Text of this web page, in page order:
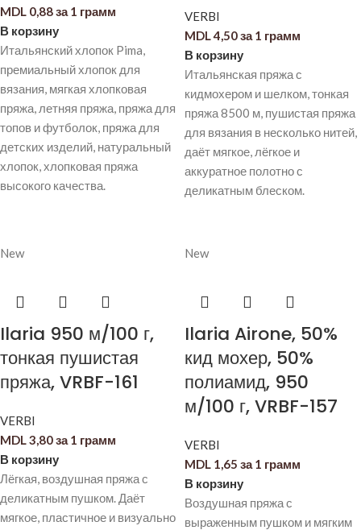
MDL 0,88за 1 грамм
В корзину
Итальянский хлопок Pima,
премиальный хлопок для
вязания, мягкая хлопковая
пряжа, летняя пряжа, пряжа для
топов и футболок, пряжа для
детских изделий, натуральный
хлопок, хлопковая пряжа
высокого качества.
VERBI
MDL4,50за 1 грамм
В корзину
Итальянская пряжа с
кидмохером и шелком, тонкая
пряжа 8500 м, пушистая пряжа
для вязания в несколько нитей,
даёт мягкое, лёгкое и
аккуратное полотно с
деликатным блеском.
New
Ilaria 950 м/100 г,
тонкая пушистая
пряжа, VRBF-161
VERBI
MDL3,80за 1 грамм
В корзину
Лёгкая, воздушная пряжа с
деликатным пушком. Даёт
мягкое, пластичное и визуально
New
Ilaria Airone, 50%
кид мохер, 50%
полиамид, 950
м/100 г, VRBF-157
VERBI
MDL 1,65 за 1 грамм
В корзину
Воздушная пряжа с
выраженным пушком и мягким